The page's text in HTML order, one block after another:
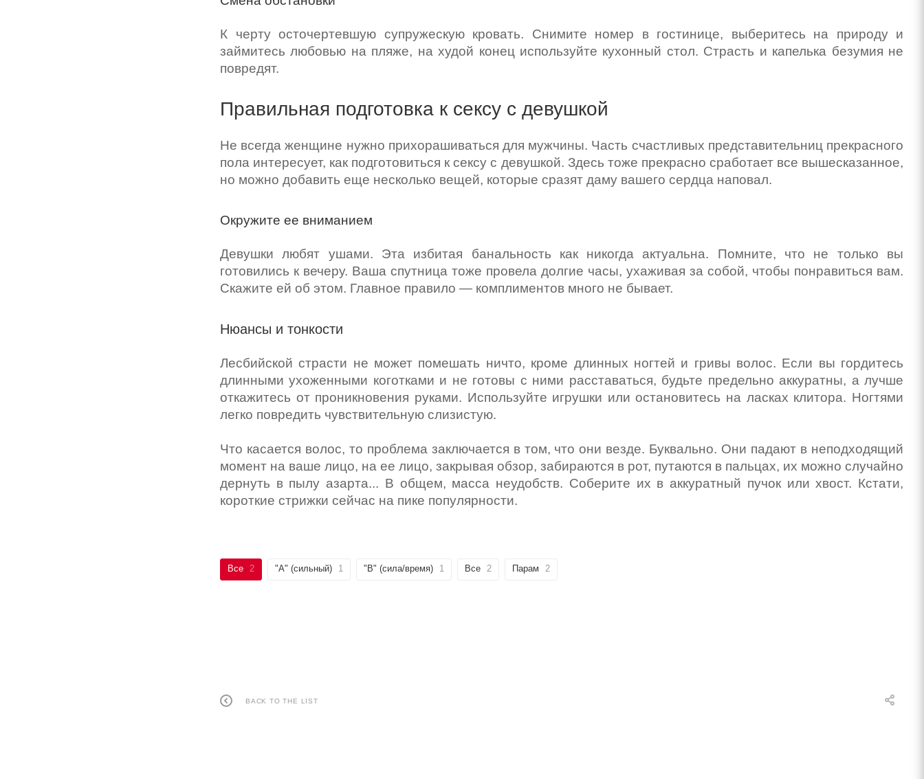
К черту осточертевшую супружескую кровать. Снимите номер в гостинице, выберитесь на природу и
займитесь любовью на пляже, на худой конец используйте кухонный стол. Страсть и капелька безумия не
повредят.
Правильная подготовка к сексу с девушкой
Не всегда женщине нужно прихорашиваться для мужчины. Часть счастливых представительниц прекрасного
пола интересует, как подготовиться к сексу с девушкой. Здесь тоже прекрасно сработает все вышесказанное,
но можно добавить еще несколько вещей, которые сразят даму вашего сердца наповал.
Окружите ее вниманием
Девушки любят ушами. Эта избитая банальность как никогда актуальна. Помните, что не только вы
готовились к вечеру. Ваша спутница тоже провела долгие часы, ухаживая за собой, чтобы понравиться вам.
Скажите ей об этом. Главное правило — комплиментов много не бывает.
Нюансы и тонкости
Лесбийской страсти не может помешать ничто, кроме длинных ногтей и гривы волос. Если вы гордитесь
длинными ухоженными коготками и не готовы с ними расставаться, будьте предельно аккуратны, а лучше
откажитесь от проникновения руками. Используйте игрушки или остановитесь на ласках клитора. Ногтями
легко повредить чувствительную слизистую.
Что касается волос, то проблема заключается в том, что они везде. Буквально. Они падают в неподходящий
момент на ваше лицо, на ее лицо, закрывая обзор, забираются в рот, путаются в пальцах, их можно случайно
дернуть в пылу азарта... В общем, масса неудобств. Соберите их в аккуратный пучок или хвост. Кстати,
короткие стрижки сейчас на пике популярности.
Все 2 "А" (сильный) 1 "B" (сила/время) 1 Все 2 Парам 2
BACK TO THE LIST